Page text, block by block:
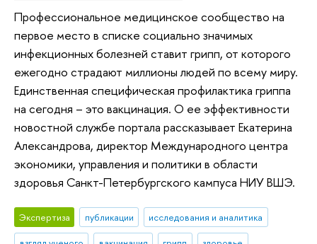
Профессиональное медицинское сообщество на
первое место в списке социально значимых
инфекционных болезней ставит грипп, от которого
ежегодно страдают миллионы людей по всему миру.
Единственная специфическая профилактика гриппа
на сегодня – это вакцинация. О ее эффективности
новостной службе портала рассказывает Екатерина
Александрова, директор Международного центра
экономики, управления и политики в области
здоровья Санкт-Петербургского кампуса НИУ ВШЭ.
Экспертиза публикации
исследования и аналитика